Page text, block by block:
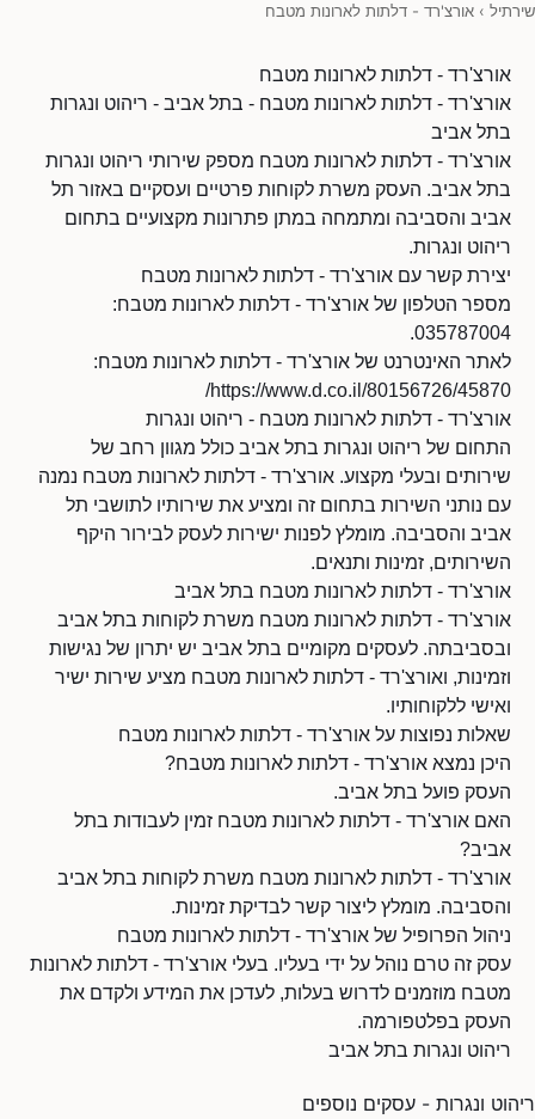
שירתיל › אורצ'רד - דלתות לארונות מטבח
אורצ'רד - דלתות לארונות מטבח
אורצ'רד - דלתות לארונות מטבח - בתל אביב - ריהוט ונגרות
בתל אביב
אורצ'רד - דלתות לארונות מטבח מספק שירותי ריהוט ונגרות
בתל אביב. העסק משרת לקוחות פרטיים ועסקיים באזור תל
אביב והסביבה ומתמחה במתן פתרונות מקצועיים בתחום
ריהוט ונגרות.
יצירת קשר עם אורצ'רד - דלתות לארונות מטבח
מספר הטלפון של אורצ'רד - דלתות לארונות מטבח:
035787004.
לאתר האינטרנט של אורצ'רד - דלתות לארונות מטבח:
https://www.d.co.il/80156726/45870/
אורצ'רד - דלתות לארונות מטבח - ריהוט ונגרות
התחום של ריהוט ונגרות בתל אביב כולל מגוון רחב של
שירותים ובעלי מקצוע. אורצ'רד - דלתות לארונות מטבח נמנה
עם נותני השירות בתחום זה ומציע את שירותיו לתושבי תל
אביב והסביבה. מומלץ לפנות ישירות לעסק לבירור היקף
השירותים, זמינות ותנאים.
אורצ'רד - דלתות לארונות מטבח בתל אביב
אורצ'רד - דלתות לארונות מטבח משרת לקוחות בתל אביב
ובסביבתה. לעסקים מקומיים בתל אביב יש יתרון של נגישות
וזמינות, ואורצ'רד - דלתות לארונות מטבח מציע שירות ישיר
ואישי ללקוחותיו.
שאלות נפוצות על אורצ'רד - דלתות לארונות מטבח
היכן נמצא אורצ'רד - דלתות לארונות מטבח?
העסק פועל בתל אביב.
האם אורצ'רד - דלתות לארונות מטבח זמין לעבודות בתל
אביב?
אורצ'רד - דלתות לארונות מטבח משרת לקוחות בתל אביב
והסביבה. מומלץ ליצור קשר לבדיקת זמינות.
ניהול הפרופיל של אורצ'רד - דלתות לארונות מטבח
עסק זה טרם נוהל על ידי בעליו. בעלי אורצ'רד - דלתות לארונות
מטבח מוזמנים לדרוש בעלות, לעדכן את המידע ולקדם את
העסק בפלטפורמה.
ריהוט ונגרות בתל אביב
ריהוט ונגרות - עסקים נוספים